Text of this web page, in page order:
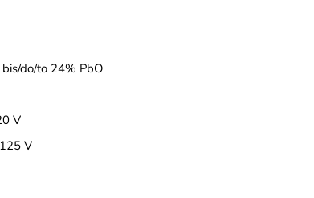
do/to 24% PbO
V
V